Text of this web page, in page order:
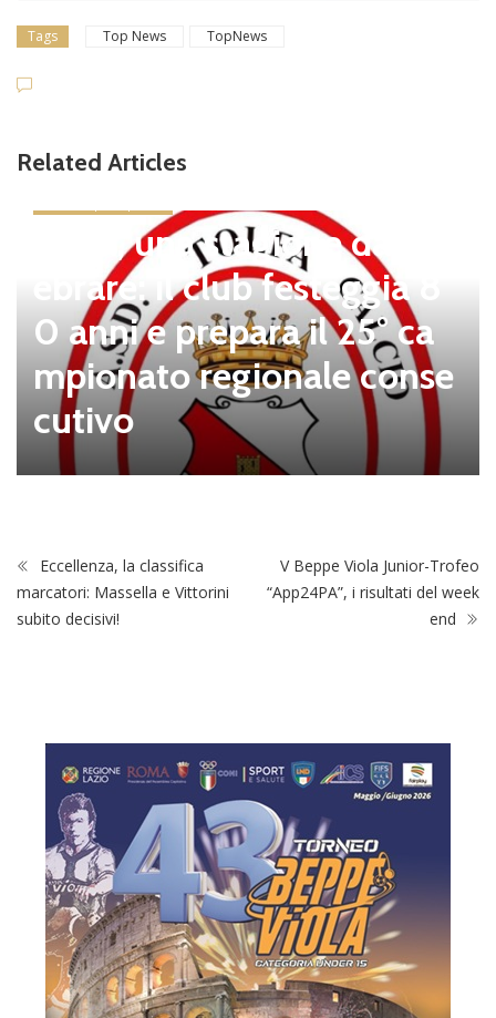
Tags Top News TopNews
Related Articles
Tolfa, una stagione da cel
ebrare: il club festeggia 8
0 anni e prepara il 25° ca
mpionato regionale conse
cutivo
Eccellenza, la classifica
marcatori: Massella e Vittorini
subito decisivi!
V Beppe Viola Junior-Trofeo
“App24PA”, i risultati del week
end